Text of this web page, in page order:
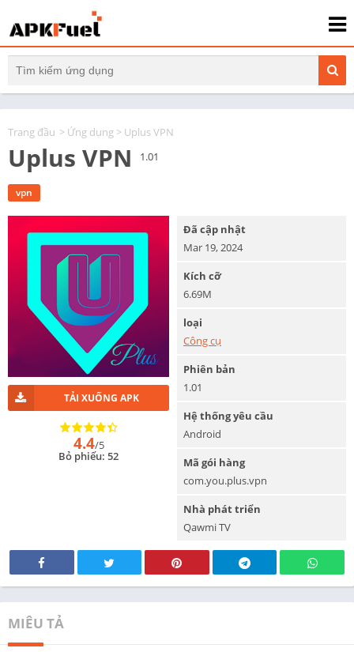
Trang đầu > Ứng dụng > Uplus VPN
Uplus VPN 1.01
vpn
TẢI XUỐNG APK
4.4/5
Bỏ phiếu: 52
Đã cập nhật
Mar 19, 2024
Kích cỡ
6.69M
loại
Công cụ
Phiên bản
1.01
Hệ thống yêu cầu
Android
Mã gói hàng
com.you.plus.vpn
Nhà phát triển
Qawmi TV
MIÊU TẢ